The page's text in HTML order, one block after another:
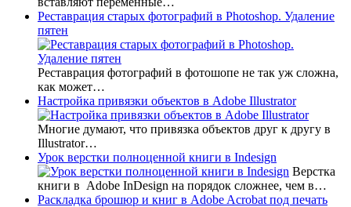
Реставрация старых фотографий в Photoshop. Удаление
пятен
Реставрация фотографий в фотошопе не так уж сложна,
как может…
Настройка привязки объектов в Adobe Illustrator
Многие думают, что привязка объектов друг к другу в
Illustrator…
Урок верстки полноценной книги в Indesign
Верстка
книги в Adobe InDesign на порядок сложнее, чем в…
Раскладка брошюр и книг в Adobe Acrobat под печать